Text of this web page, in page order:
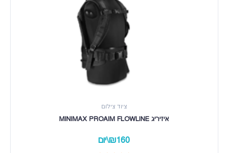
ציוד צילום
איזיריג MINIMAX PROAIM FLOWLINE
₪160\יום